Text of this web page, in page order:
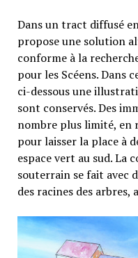
Dans un tract diffusé
propose une solution
conforme à la
pour les Scéens. Dans
ci-dessous une
sont conservés. Des
nombre plus limité, en
pour laisser la place à
espace vert au sud. La
souterrain se fait avec
des racines des arbres,